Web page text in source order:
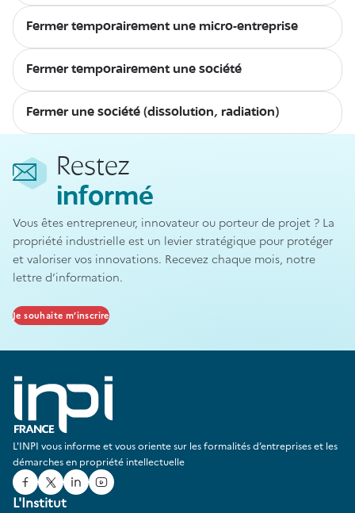
Fermer temporairement une micro-entreprise
Fermer temporairement une société
Fermer une société (dissolution, radiation)
Restez
informé
Vous êtes entrepreneur, innovateur ou porteur de projet ? La
propriété industrielle est un levier stratégique pour protéger
et valoriser vos innovations. Recevez chaque mois, notre
lettre d’information.
Je souhaite m’inscrire
L'INPI vous informe et vous oriente sur les formalités d’entreprises et les
démarches en propriété intellectuelle
Facebook
TwitterLinked In
Youtube
L'Institut